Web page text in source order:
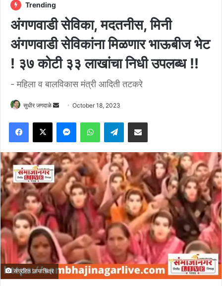
Trending
अंगणवाडी सेविका, मदतनीस, मिनी
अंगणवाडी सेविकांना मिळणार भाऊबीज भेट
! ३७ कोटी ३३ लाखांचा निधी उपलब्ध !!
- महिला व बालविकास मंत्री आदिती तटकरे
सुधीर जगदाळे
Send
email
October 18, 2023
Facebook
X MessengerWhatsAppTelegramShare via Email
संग्रहित छायाचित्र